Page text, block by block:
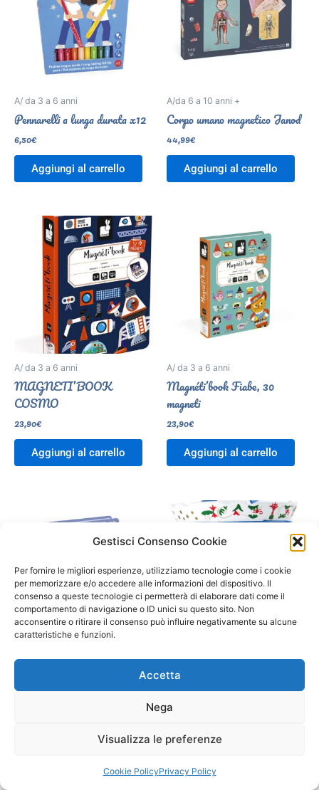
Gestisci Consenso Cookie
Per fornire le migliori esperienze, utilizziamo tecnologie come i cookie
per memorizzare e/o accedere alle informazioni del dispositivo. Il
consenso a queste tecnologie ci permetterà di elaborare dati come il
comportamento di navigazione o ID unici su questo sito. Non
acconsentire o ritirare il consenso può influire negativamente su alcune
caratteristiche e funzioni.
Accetta
Nega
Visualizza le preferenze
Cookie PolicyPrivacy Policy
A/ da 3 a 6 anni
Pennarelli a lunga durata x12
6,50€
Aggiungi al carrello
A/da 6 a 10 anni +
Corpo umano magnetico Janod
44,99€
Aggiungi al carrello
A/ da 3 a 6 anni
MAGNETI’BOOK
COSMO
23,90€
Aggiungi al carrello
A/ da 3 a 6 anni
Magnéti’book Fiabe, 30
magneti
23,90€
Aggiungi al carrello
23,90€
Carillon Giostra dei cavalli in
legno
34,90
Aggiungi al carrello